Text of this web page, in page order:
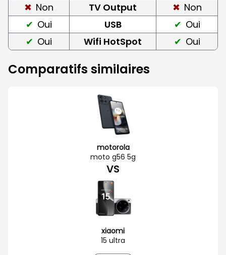
Non
TV Output
Non
Oui
USB
Oui
Oui
Wifi HotSpot Oui
Comparatifs similaires
motorola
moto g56 5g
VS
xiaomi
15 ultra